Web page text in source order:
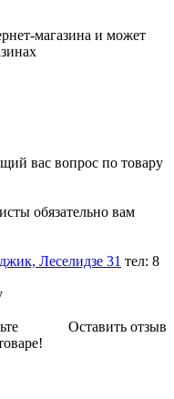
магазина и может
вас вопрос по товару
обязательно вам
Леселидзе 31 тел: 8
Оставить отзыв